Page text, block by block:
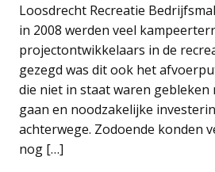
Loosdrecht Recreatie
in 2008 werden veel
projectontwikkelaars in de
gezegd was dit ook het
die niet in staat waren gebleken
gaan en noodzakelijke
achterwege. Zodoende konden
nog […]